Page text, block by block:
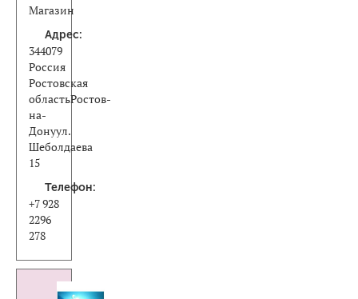
Магазин
Адрес:
344079
Россия
Ростовская
областьРостов-
на-
Донуул.
Шеболдаева
15
Телефон:
+7 928
2296
278